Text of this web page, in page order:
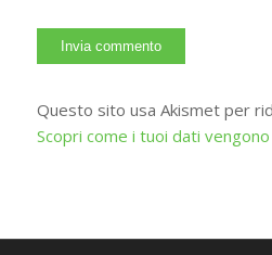
Questo sito usa Akismet per
Scopri come i tuoi dati